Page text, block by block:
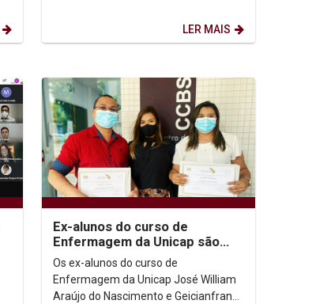
LER MAIS
Ex-alunos do curso de
Enfermagem da Unicap são
aprovados em mestrados na
UFPE
Os ex-alunos do curso de
Enfermagem da Unicap José William
Araújo do Nascimento e Geicianfran